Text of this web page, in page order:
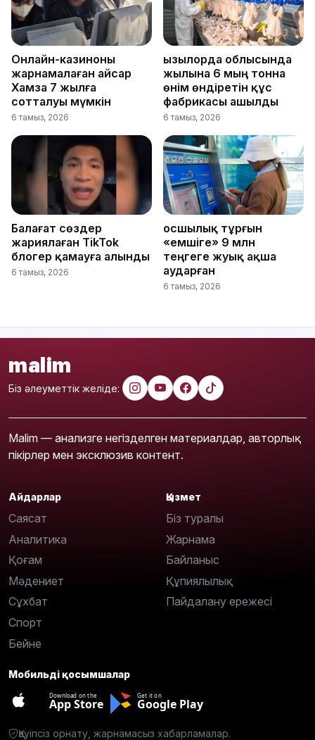
Онлайн-казиноны
жарнамалаған Қайсар
Хамза 7 жылға
сотталуы мүмкін
6 тамыз, 2026
Қызылорда облысында
жылына 6 мың тонна
өнім өндіретін құс
фабрикасы ашылды
6 тамыз, 2026
Балағат сөздер
жариялаған TikTok
блогер қамауға алынды
6 тамыз, 2026
Қосшылық тұрғын
«емшіге» 9 млн
теңгеге жуық ақша
аударған
6 тамыз, 2026
malim
Біз әлеуметтік желіде:
Malim — анализге негізделген материалдар, авторлық
пікірлер мен эксклюзив контент.
Айдарлар
Саясат
Аналитика
Қоғам
Мәдениет
Сұхбат
Спорт
Бейне
Қызмет
Біз туралы
Жарнама
Байланыс
Құпиялылық
Пайдалану ережесі
Мобильді қосымшалар
Download on the
App Store
Get it on
Google Play
Қауіпсіз орнату, жарнамасыз хабарламалар.